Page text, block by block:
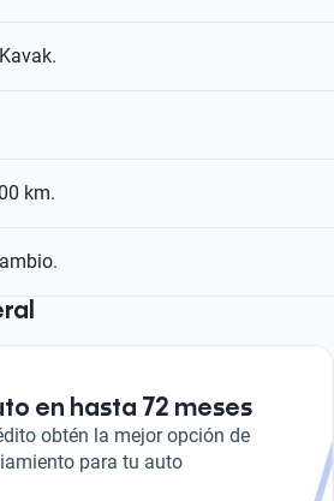
km.
en hasta 72 meses
obtén la mejor opción de
para tu auto